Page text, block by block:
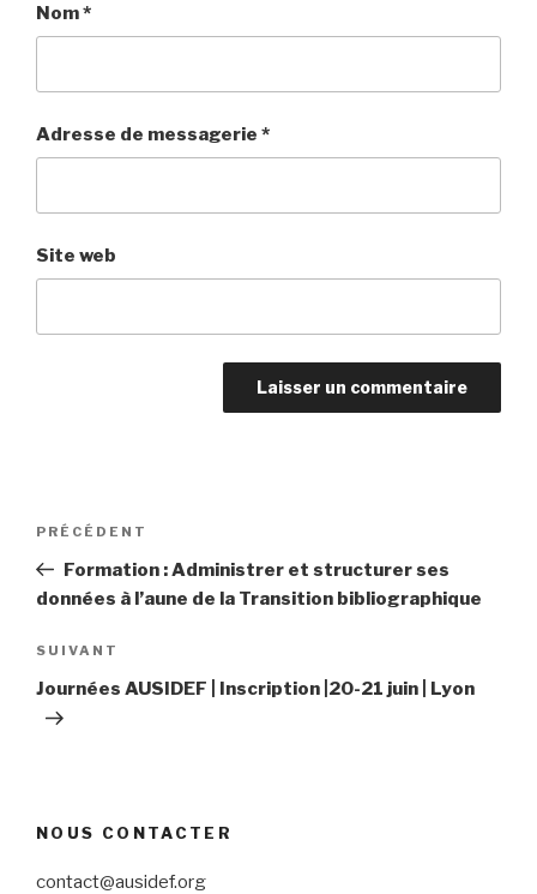
Nom*
Adresse de messagerie *
Site web
Navigation
l’article
Article
précédent
PRÉCÉDENT
Formation : Administrer et structurer ses
données à l’aune de la Transition bibliographique
Article
suivant
SUIVANT
Journées AUSIDEF | Inscription |20-21 juin | Lyon
NOUS CONTACTER
contact@ausidef.org